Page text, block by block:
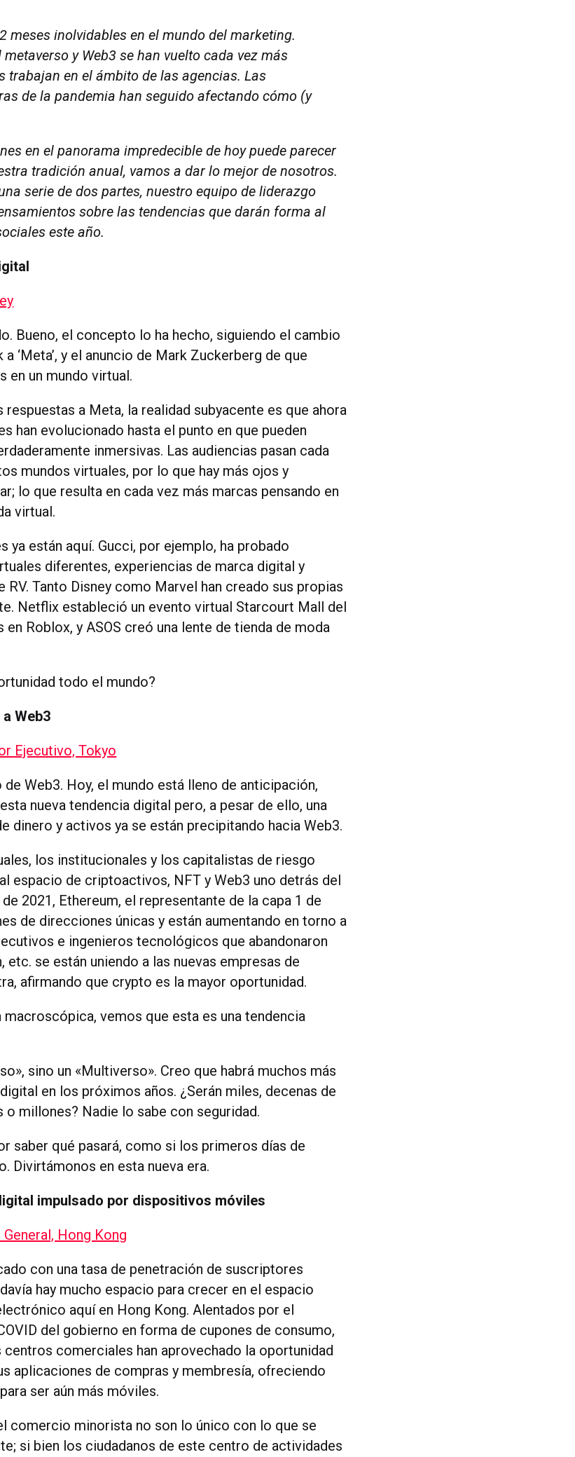
meses inolvidables en el mundo del marketing.
y Web3 se han vuelto cada vez más
trabajan en el ámbito de las agencias. Las
de la pandemia han seguido afectando cómo (y
en el panorama impredecible de hoy puede parecer
tradición anual, vamos a dar lo mejor de nosotros.
serie de dos partes, nuestro equipo de liderazgo
sobre las tendencias que darán forma al
este año.
Bueno, el concepto lo ha hecho, siguiendo el cambio
‘Meta’, y el anuncio de Mark Zuckerberg de que
un mundo virtual.
respuestas a Meta, la realidad subyacente es que ahora
han evolucionado hasta el punto en que pueden
inmersivas. Las audiencias pasan cada
mundos virtuales, por lo que hay más ojos y
lo que resulta en cada vez más marcas pensando en
virtual.
ya están aquí. Gucci, por ejemplo, ha probado
diferentes, experiencias de marca digital y
RV. Tanto Disney como Marvel han creado sus propias
Netflix estableció un evento virtual Starcourt Mall del
en Roblox, y ASOS creó una lente de tienda de moda
todo el mundo?
Web3
Ejecutivo, Tokyo
Web3. Hoy, el mundo está lleno de anticipación,
nueva tendencia digital pero, a pesar de ello, una
dinero y activos ya se están precipitando hacia Web3.
los institucionales y los capitalistas de riesgo
espacio de criptoactivos, NFT y Web3 uno detrás del
2021, Ethereum, el representante de la capa 1 de
de direcciones únicas y están aumentando en torno a
e ingenieros tecnológicos que abandonaron
etc. se están uniendo a las nuevas empresas de
afirmando que crypto es la mayor oportunidad.
macroscópica, vemos que esta es una tendencia
sino un «Multiverso». Creo que habrá muchos más
en los próximos años. ¿Serán miles, decenas de
millones? Nadie lo sabe con seguridad.
saber qué pasará, como si los primeros días de
Divirtámonos en esta nueva era.
impulsado por dispositivos móviles
Hong Kong
con una tasa de penetración de suscriptores
hay mucho espacio para crecer en el espacio
aquí en Hong Kong. Alentados por el
del gobierno en forma de cupones de consumo,
comerciales han aprovechado la oportunidad
aplicaciones de compras y membresía, ofreciendo
ser aún más móviles.
comercio minorista no son lo único con lo que se
si bien los ciudadanos de este centro de actividades